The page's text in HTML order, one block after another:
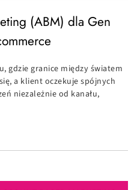
(ABM) dla Gen
gdzie granice między światem
a klient oczekuje spójnych
niezależnie od kanału,